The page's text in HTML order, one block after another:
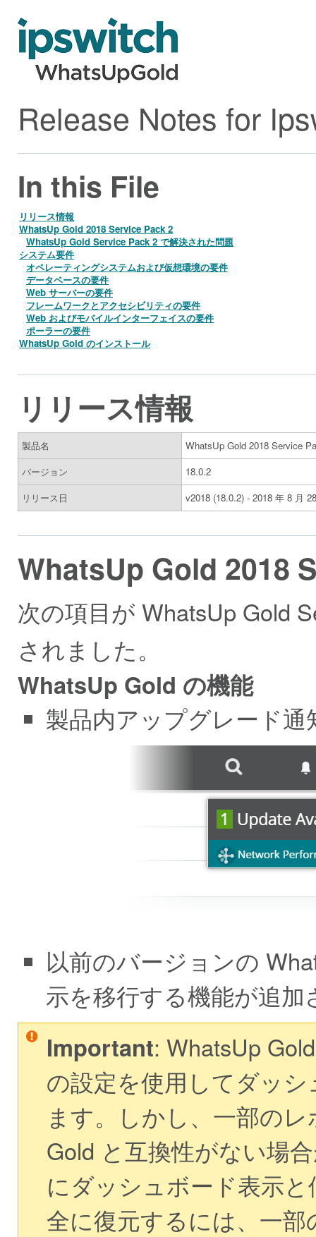
Release Notes for
In this File
リリース情報
WhatsUp Gold 2018 Service Pack 2
WhatsUp Gold Service Pack 2 で解決された問題
システム要件
オペレーティングシステムおよび仮想環境の要件
データベースの要件
Web サーバーの要件
フレームワークとアクセシビリティの要件
Web およびモバイルインターフェイスの要件
ポーラーの要件
WhatsUp Gold のインストール
リリース情報
製品名
WhatsUp Gold 2018 Service
バージョン
18.0.2
リリース日
v2018 (18.0.2) - 2018 年 8 月
WhatsUp Gold 2018
次の項目が WhatsUp Gold
されました。
WhatsUp Gold の機能
製品内アップグレード
以前のバージョンの
示を移行する機能が追加
Important: WhatsUp
の設定を使用してダッ
ます。しかし、一部の
Gold と互換性がない場
にダッシュボード表示
全に復元するには、一